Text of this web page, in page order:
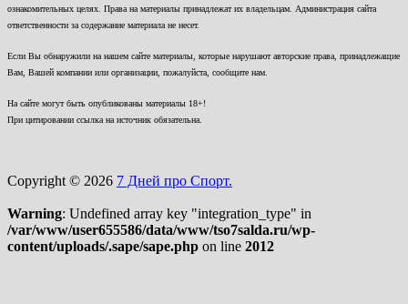
ознакомительных целях. Права на материалы принадлежат их владельцам. Администрация сайта
ответственности за содержание материала не несет.
Если Вы обнаружили на нашем сайте материалы, которые нарушают авторские права, принадлежащие
Вам, Вашей компании или организации, пожалуйста, сообщите нам.
На сайте могут быть опубликованы материалы 18+!
При цитировании ссылка на источник обязательна.
Copyright © 2026 7 Дней про Спорт.
Warning: Undefined array key "integration_type" in
/var/www/user655586/data/www/tso7salda.ru/wp-
content/uploads/.sape/sape.php on line 2012